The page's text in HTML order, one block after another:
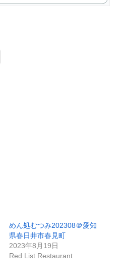
めん処むつみ202308＠愛知
県春日井市春見町
2023年8月19日
Red List Restaurant